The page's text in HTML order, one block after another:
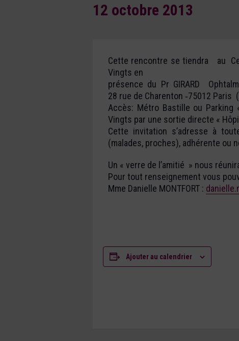
12 octobre 2013
Cette rencontre se tiendra au
Vingts en
présence du Pr GIRARD
28 rue de Charenton ‐75012 Paris
Accès: Métro Bastille ou Parking
Vingts par une sortie directe «
Cette invitation s’adresse à
(malades, proches), adhérente ou
Un « verre de l’amitié » nous
Pour tout renseignement vous
Mme Danielle MONTFORT :
Ajouter au calendrier